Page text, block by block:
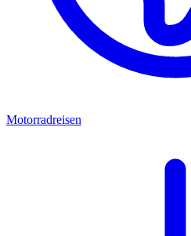
Motorradreisen